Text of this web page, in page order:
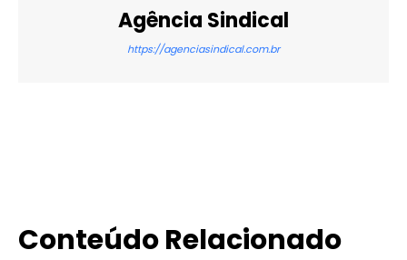
Agência Sindical
https://agenciasindical.com.br
Conteúdo Relacionado